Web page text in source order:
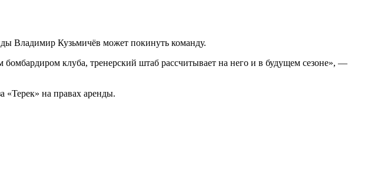
Владимир Кузьмичёв может покинуть команду.
клуба, тренерский штаб рассчитывает на него и в будущем сезоне», —
на правах аренды.